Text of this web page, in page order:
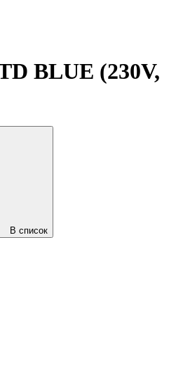
BLUE (230V,
В список